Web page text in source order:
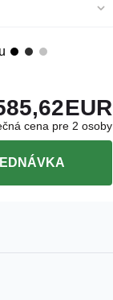
cena pre 2 osoby
EUR